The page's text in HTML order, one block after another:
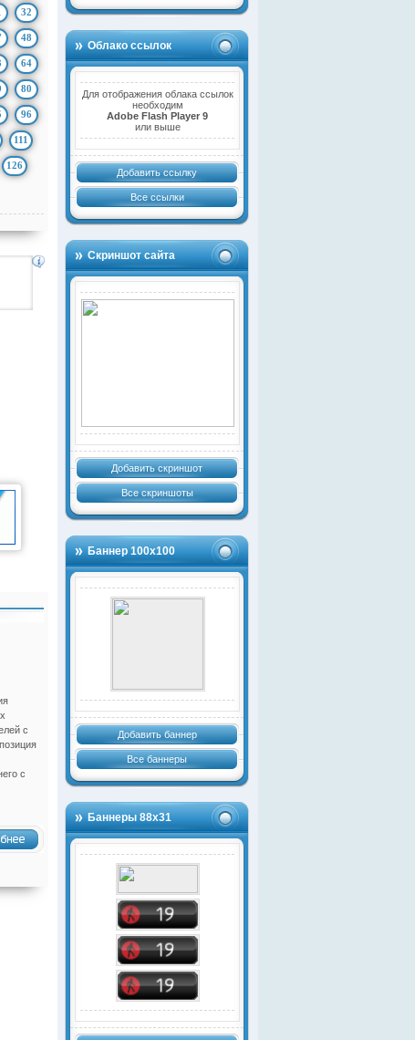
Облако ссылок
Для отображения облака ссылок
необходим
Adobe Flash Player 9
или выше
Добавить ссылку
Все ссылки
Скриншот сайта
Добавить скриншот
Все скриншоты
Баннер 100х100
Добавить баннер
Все баннеры
Баннеры 88х31
32
48
64
80
96
111
126
с
с